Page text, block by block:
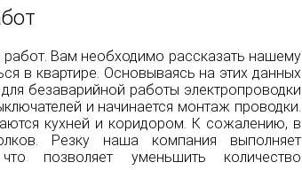
Вам необходимо рассказать нашему
в квартире. Основываясь на этих данных
безаварийной работы электропроводки
и начинается монтаж проводки.
кухней и коридором. К сожалению, в
Резку наша компания выполняет
позволяет уменьшить количество